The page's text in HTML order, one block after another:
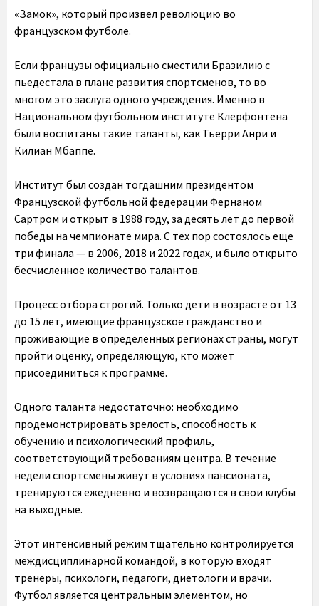
«Замок», который произвел революцию во
французском футболе.
Если французы официально сместили Бразилию с
пьедестала в плане развития спортсменов, то во
многом это заслуга одного учреждения. Именно в
Национальном футбольном институте Клерфонтена
были воспитаны такие таланты, как Тьерри Анри и
Килиан Мбаппе.
Институт был создан тогдашним президентом
Французской футбольной федерации Фернаном
Сартром и открыт в 1988 году, за десять лет до первой
победы на чемпионате мира. С тех пор состоялось еще
три финала — в 2006, 2018 и 2022 годах, и было открыто
бесчисленное количество талантов.
Процесс отбора строгий. Только дети в возрасте от 13
до 15 лет, имеющие французское гражданство и
проживающие в определенных регионах страны, могут
пройти оценку, определяющую, кто может
присоединиться к программе.
Одного таланта недостаточно: необходимо
продемонстрировать зрелость, способность к
обучению и психологический профиль,
соответствующий требованиям центра. В течение
недели спортсмены живут в условиях пансионата,
тренируются ежедневно и возвращаются в свои клубы
на выходные.
Этот интенсивный режим тщательно контролируется
междисциплинарной командой, в которую входят
тренеры, психологи, педагоги, диетологи и врачи.
Футбол является центральным элементом, но